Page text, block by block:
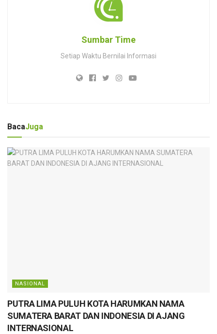
Sumbar Time
Setiap Waktu Bernilai Informasi
BacaJuga
NASIONAL
PUTRA LIMA PULUH KOTA HARUMKAN NAMA
SUMATERA BARAT DAN INDONESIA DI AJANG
INTERNASIONAL